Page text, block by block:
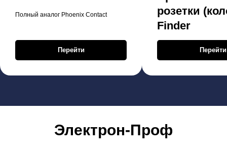
Полный аналог Phoenix Contact
Перейти
розетки
Finder
Перейти
Электрон-Проф